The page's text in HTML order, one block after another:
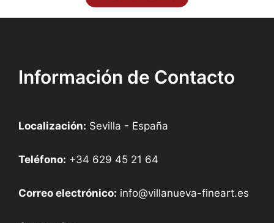
Información de Contacto
Localización: Sevilla - España
Teléfono: +34 629 45 21 64
Correo electrónico: info@villanueva-fineart.es